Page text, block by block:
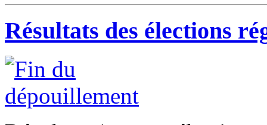
Résultats des élections